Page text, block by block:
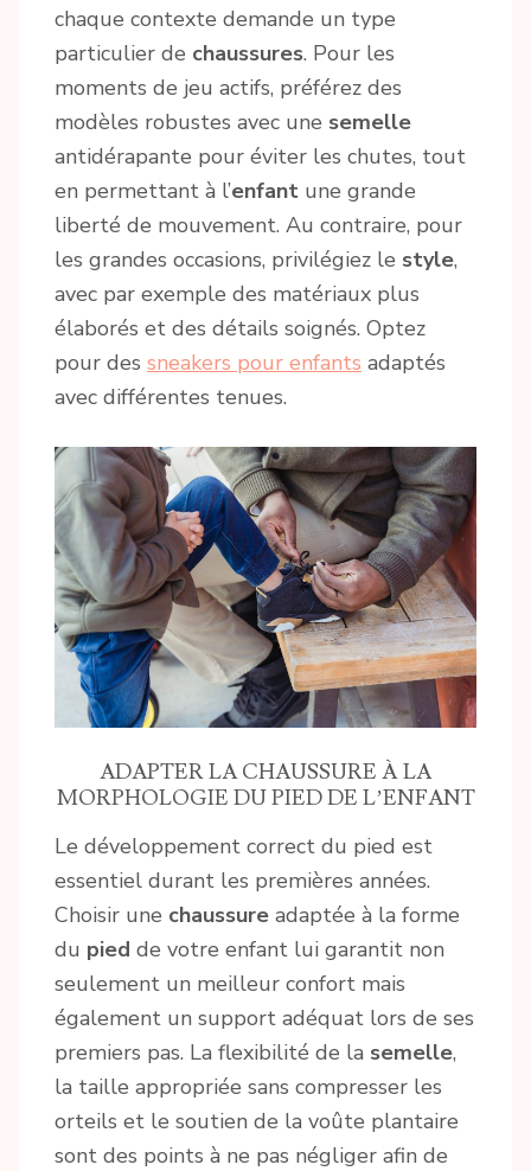
chaque contexte demande un type
particulier de chaussures. Pour les
moments de jeu actifs, préférez des
modèles robustes avec une semelle
antidérapante pour éviter les chutes, tout
en permettant à l’enfant une grande
liberté de mouvement. Au contraire, pour
les grandes occasions, privilégiez le style,
avec par exemple des matériaux plus
élaborés et des détails soignés. Optez
pour des sneakers pour enfants adaptés
avec différentes tenues.
ADAPTER LA CHAUSSURE À LA
MORPHOLOGIE DU PIED DE L’ENFANT
Le développement correct du pied est
essentiel durant les premières années.
Choisir une chaussure adaptée à la forme
du pied de votre enfant lui garantit non
seulement un meilleur confort mais
également un support adéquat lors de ses
premiers pas. La flexibilité de la semelle,
la taille appropriée sans compresser les
orteils et le soutien de la voûte plantaire
sont des points à ne pas négliger afin de